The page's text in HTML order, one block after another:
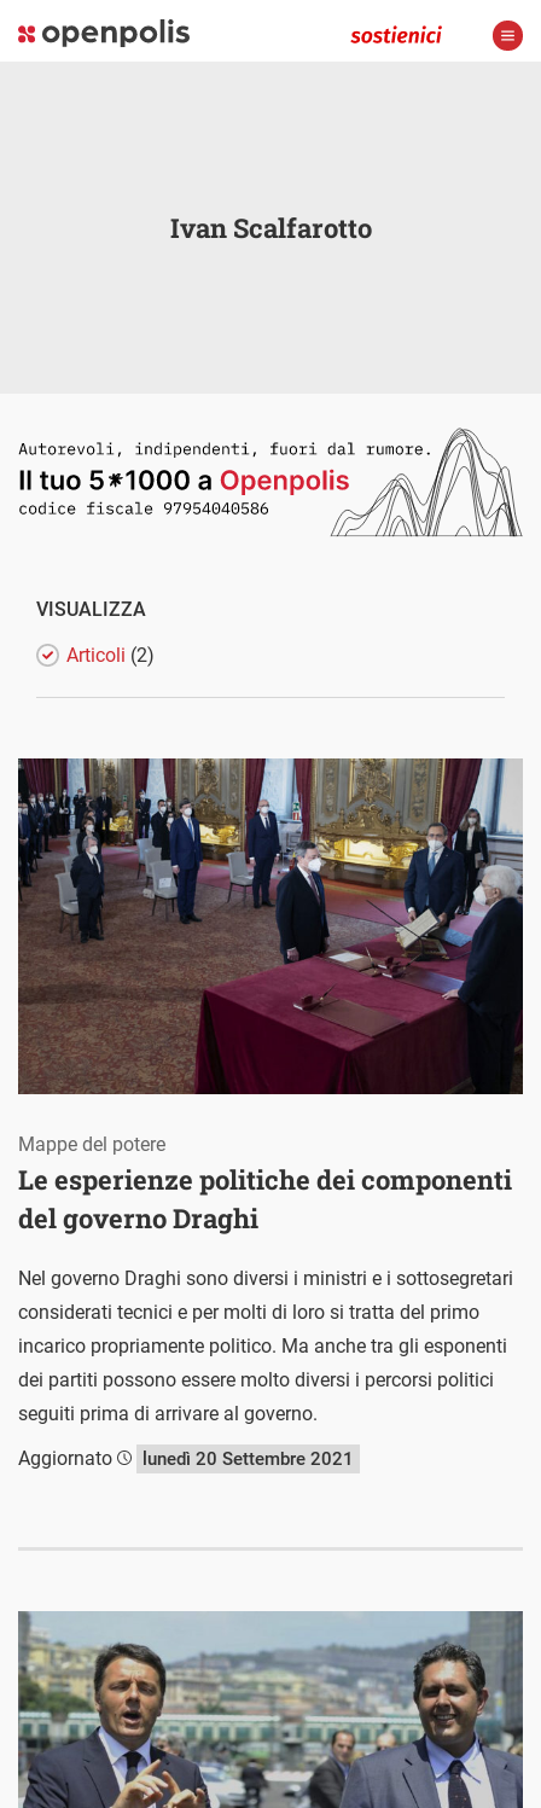
Ivan Scalfarotto
VISUALIZZA
Articoli (2)
Le esperienze politiche dei componenti
del governo Draghi
Mappe del potere
Nel governo Draghi sono diversi i ministri e i sottosegretari
considerati tecnici e per molti di loro si tratta del primo
incarico propriamente politico. Ma anche tra gli esponenti
dei partiti possono essere molto diversi i percorsi politici
seguiti prima di arrivare al governo.
Aggiornato
lunedì 20 Settembre 2021